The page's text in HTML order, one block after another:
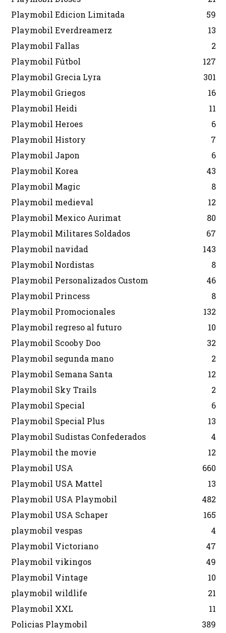
Playmobil Edicion Limitada
59
Playmobil Everdreamerz
13
Playmobil Fallas
2
Playmobil Fútbol
127
Playmobil Grecia Lyra
301
Playmobil Griegos
16
Playmobil Heidi
11
Playmobil Heroes
6
Playmobil History
7
Playmobil Japon
6
Playmobil Korea
43
Playmobil Magic
8
Playmobil medieval
12
Playmobil Mexico Aurimat
80
Playmobil Militares Soldados
67
Playmobil navidad
143
Playmobil Nordistas
8
Playmobil Personalizados Custom
46
Playmobil Princess
8
Playmobil Promocionales
132
Playmobil regreso al futuro
10
Playmobil Scooby Doo
32
Playmobil segunda mano
2
Playmobil Semana Santa
12
Playmobil Sky Trails
2
Playmobil Special
6
Playmobil Special Plus
13
Playmobil Sudistas Confederados
4
Playmobil the movie
12
Playmobil USA
660
Playmobil USA Mattel
13
Playmobil USA Playmobil
482
Playmobil USA Schaper
165
playmobil vespas
4
Playmobil Victoriano
47
Playmobil vikingos
49
Playmobil Vintage
10
playmobil wildlife
21
Playmobil XXL
11
Policias Playmobil
389